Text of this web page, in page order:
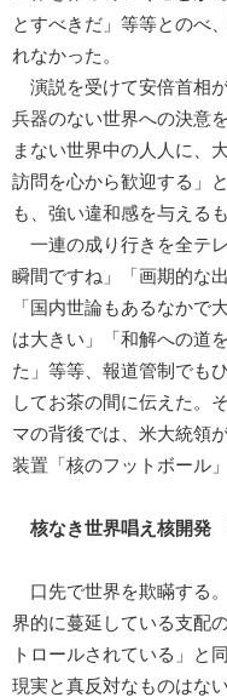
とすべきだ」等等とのべ
れなかった。
演説を受けて安倍首相
兵器のない世界への決意
まない世界中の人人に、
訪問を心から歓迎する」
も、強い違和感を与える
一連の成り行きを全テ
瞬間ですね」「画期的な
「国内世論もあるなかで
は大きい」「和解への道
た」等等、報道管制でも
してお茶の間に伝えた。
マの背後では、米大統領
装置「核のフットボール
核なき世界唱え核開発
口先で世界を欺瞞する
界的に蔓延している支配
トロールされている」と
現実と真反対なものはな